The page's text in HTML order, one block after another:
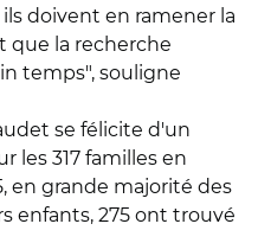
doivent en ramener la
que la recherche
temps", souligne
se félicite d'un
les 317 familles en
en grande majorité des
enfants, 275 ont trouvé